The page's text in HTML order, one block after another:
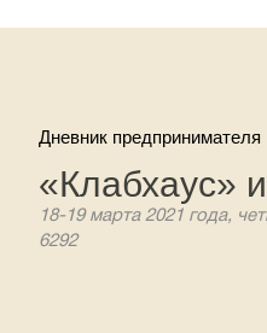
Дневник предпринимателя
«Клабхаус»
18-19 марта 2021 года,
6292